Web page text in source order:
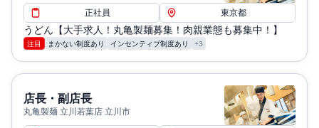
正社員 東京都
うどん【大手求人！丸亀製麺募集！肉親業態も募集中！】
注目 まかない制度あり インセンティブ制度あり +3
店長・副店長
丸亀製麺 立川若葉店 立川市